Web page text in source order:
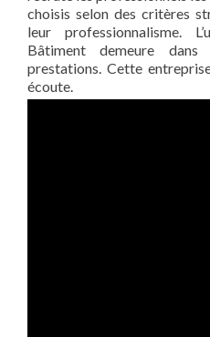
choisis selon des critères
leur professionnalisme.
Bâtiment demeure
prestations. Cette
écoute.